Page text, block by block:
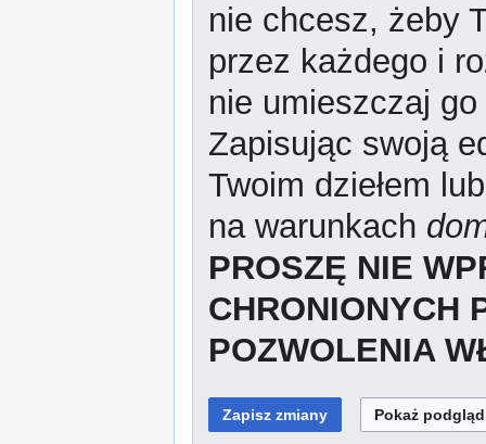
nie chcesz, żeby
przez każdego i
nie umieszczaj
Zapisując swoją
Twoim dziełem
na warunkach
PROSZĘ NIE
CHRONIONYCH
POZWOLENIA